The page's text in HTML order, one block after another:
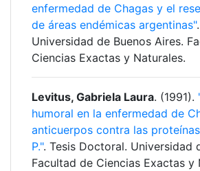
enfermedad de Chagas y el
de áreas endémicas argentinas"
Universidad de Buenos Aires.
Ciencias Exactas y Naturales.
Levitus, Gabriela Laura. (1991).
humoral en la enfermedad de
anticuerpos contra las
P.". Tesis Doctoral. Universidad
Facultad de Ciencias Exactas y